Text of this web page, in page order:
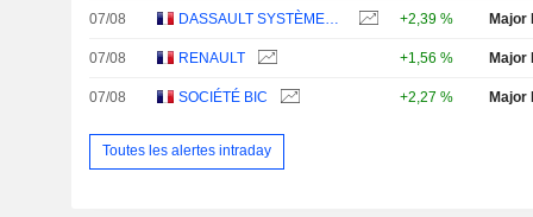
07/08 +2,39 % Major
07/08 RENAULT +1,56 % Major
07/08 SOCIÉTÉ BIC +2,27 % Major
Toutes les alertes intraday